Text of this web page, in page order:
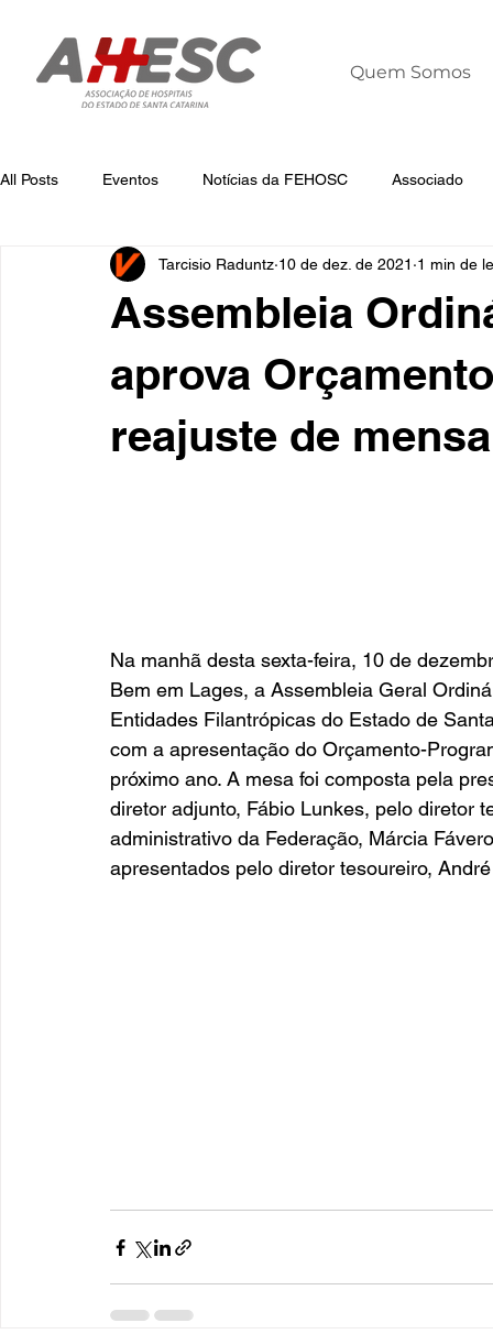
Quem Somos
All Posts Eventos Notícias da FEHOSC Associado
Notícias da AHESC Liderança Dia
Assembleia
aprova
reajuste de
Tarcisio Raduntz 10 de dez. de 2021 1 min de
Na manhã desta sexta-feira, 10 de
Bem em Lages, a Assembleia Geral
Entidades Filantrópicas do Estado de
com a apresentação do Orçamento-
próximo ano. A mesa foi composta pela
diretor adjunto, Fábio Lunkes, pelo diretor
administrativo da Federação, Márcia
apresentados pelo diretor tesoureiro,